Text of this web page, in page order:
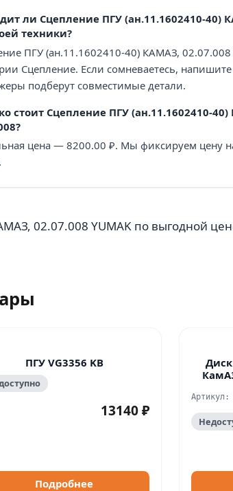
ли Сцепление ПГУ (ан.11.1602410-40)
техники?
ПГУ (ан.11.1602410-40) КАМАЗ, 02.07.008
Сцепление. Если сомневаетесь,
подберут совместимые детали.
стоит Сцепление ПГУ (ан.11.1602410-
цена — 8200.00 ₽. Мы фиксируем цену
02.07.008 YUMAK по выгодной
ПГУ VG3356 KB
13140 ₽
Подробнее
Артикул: